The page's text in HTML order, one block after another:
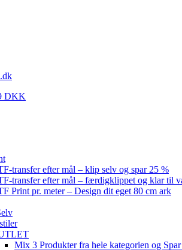
DKK
transfer efter mål – klip selv og spar 25 %
transfer efter mål – færdigklippet og klar til
Print pr. meter – Design dit eget 80 cm ark
Mix 3 Produkter fra hele kategorien og